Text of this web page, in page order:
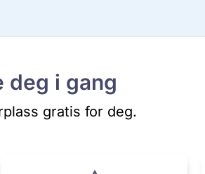
deg i gang
gratis for deg.